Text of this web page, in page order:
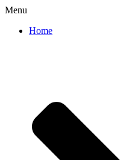
Menu
Home